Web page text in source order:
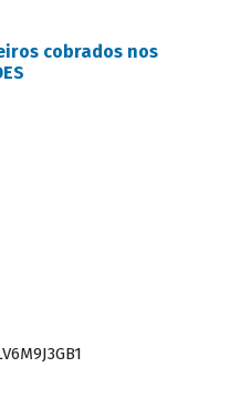
cobrados nos